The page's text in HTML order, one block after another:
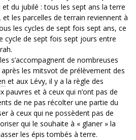
et du jubilé : tous les sept ans la terre
les parcelles de terrain reviennent à
les cycles de sept fois sept ans, ce
cycle de sept fois sept jours entre
s’accompagnent de nombreuses
les mitsvot de prélèvement des
et aux Lévy, il y a la règle des
pauvres et à ceux qui n’ont pas de
de ne pas récolter une partie du
à ceux qui ne possèdent pas de
qui le souhaite à « glaner » la
les épis tombés à terre.